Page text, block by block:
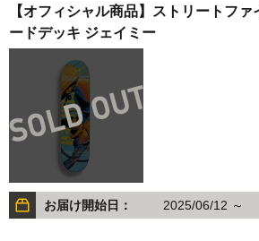
【オフィシャル商品】ストリートフ
ードデッキ ジェイミー
お届け開始日： 2025/06/12 ～